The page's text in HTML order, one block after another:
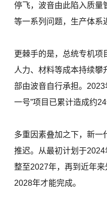
停飞，波音由此陷入质量
等一系列问题，生产体系
更棘手的是，总统专机项
人力、材料等成本持续攀
部由波音自行承担。
一号”项目已累计造成约24
多重因素叠加之下，新一
推迟。从最初计划于
整至2027年，再到近年
2028年才能完成。